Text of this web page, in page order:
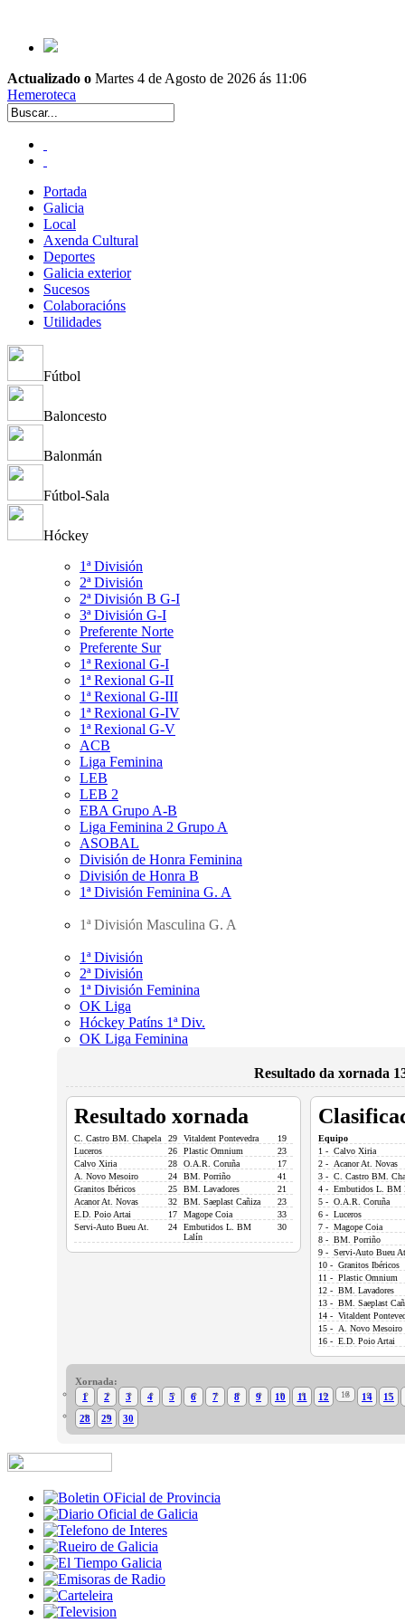
Actualizado o Martes 4 de Agosto de 2026 ás 11:06
Hemeroteca
Portada
Galicia
Local
Axenda Cultural
Deportes
Galicia exterior
Sucesos
Colaboracións
Utilidades
Fútbol
Baloncesto
Balonmán
Fútbol-Sala
Hóckey
1ª División
2ª División
2ª División B G-I
3ª División G-I
Preferente Norte
Preferente Sur
1ª Rexional G-I
1ª Rexional G-II
1ª Rexional G-III
1ª Rexional G-IV
1ª Rexional G-V
ACB
Liga Feminina
LEB
LEB 2
EBA Grupo A-B
Liga Feminina 2 Grupo A
ASOBAL
División de Honra Feminina
División de Honra B
1ª División Feminina G. A
1ª División Masculina G. A
1ª División
2ª División
1ª División Feminina
OK Liga
Hóckey Patíns 1ª Div.
OK Liga Feminina
Resultado da xornada
Resultado xornada
C. Castro BM. Chapela 29 Vitaldent Pontevedra
19
Luceros
26 Plastic Omnium
23
Calvo Xiria
28 O.A.R. Coruña
17
A. Novo Mesoiro
24 BM. Porriño
41
Granitos Ibéricos
25 BM. Lavadores
21
Acanor At. Novas
32 BM. Saeplast Cañiza
23
E.D. Poio Artai
17 Magope Coia
33
Servi-Auto Bueu At.
24
Embutidos L. BM
Lalín
30
Equipo
1 - Calvo Xiria
2 - Acanor At. Novas
3 - C. Castro BM.
4 - Embutidos L. BM
5 - O.A.R. Coruña
6 - Luceros
7 - Magope Coia
8 - BM. Porriño
9 - Servi-Auto Bueu
10 - Granitos Ibéricos
11 - Plastic Omnium
12 - BM. Lavadores
13 - BM. Saeplast
14 - Vitaldent
15 - A. Novo Mesoiro
16 - E.D. Poio Artai
Xornada:
1
2 3 4 5 6 7 8 9 10 11 12 13 14
15
28
29 30